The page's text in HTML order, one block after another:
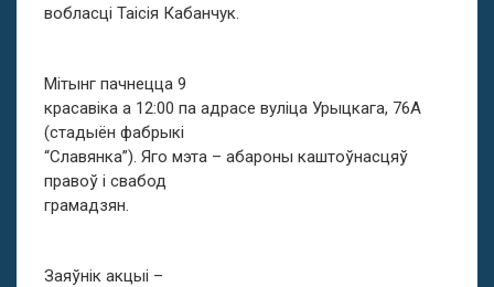
вобласці Таісія Кабанчук.
Мітынг пачнецца 9
красавіка а 12:00 па адрасе вуліца Урыцкага, 76А
(стадыён фабрыкі
“Славянка”). Яго мэта – абароны каштоўнасцяў
правоў і свабод
грамадзян.
Заяўнік акцыі –